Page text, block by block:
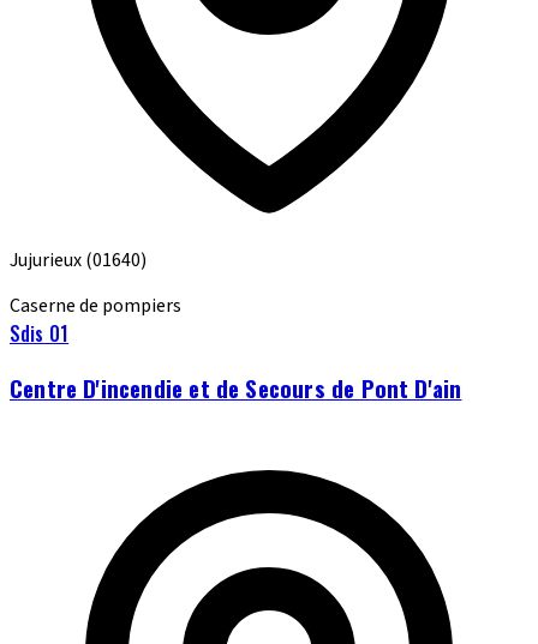
Jujurieux(01640)
Caserne de pompiers
Sdis 01
Centre D'incendie et de Secours de Pont D'ain